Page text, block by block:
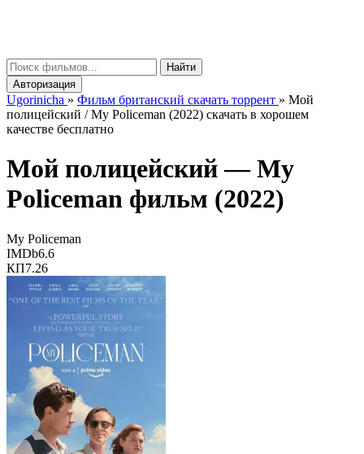
Найти
Авторизация
Ugorinicha » Фильм британский скачать торрент » Мой
полицейский / My Policeman (2022) скачать в хорошем
качестве бесплатно
Мой полицейский —My
Policeman фильм (2022)
My Policeman
IMDb6.6
КП7.26